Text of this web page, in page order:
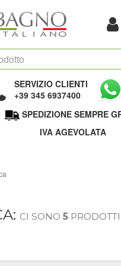
SERVIZIO CLIENTI
+39 345 6937400
SPEDIZIONE SEMPRE
IVA AGEVOLATA
CI SONO 5 PRODOTTI